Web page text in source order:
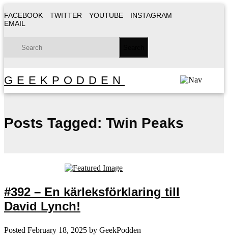
FACEBOOK TWITTER YOUTUBE
INSTAGRAM
EMAIL
GEEKPODDEN
Posts Tagged: Twin Peaks
#392 – En kärleksförklaring till
David Lynch!
Posted February 18, 2025 by GeekPodden